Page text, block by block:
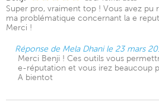
Super pro, vraiment top ! Vous avez pu
ma problématique concernant la e
Merci !
Réponse de Mela Dhani le 23 mars
Merci Benji ! Ces outils vous
e-réputation et vous irez beaucoup
A bientot